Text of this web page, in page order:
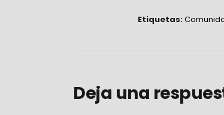
Etiquetas:
Deja una